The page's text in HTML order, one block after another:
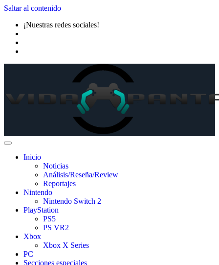
Saltar al contenido
¡Nuestras redes sociales!
Inicio
Noticias
Análisis/Reseña/Review
Reportajes
Nintendo
Nintendo Switch 2
PlayStation
PS5
PS VR2
Xbox
Xbox X Series
PC
Secciones especiales